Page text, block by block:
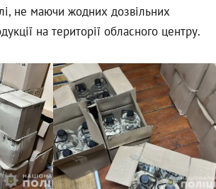
не маючи жодних дозвільних
на території обласного центру.